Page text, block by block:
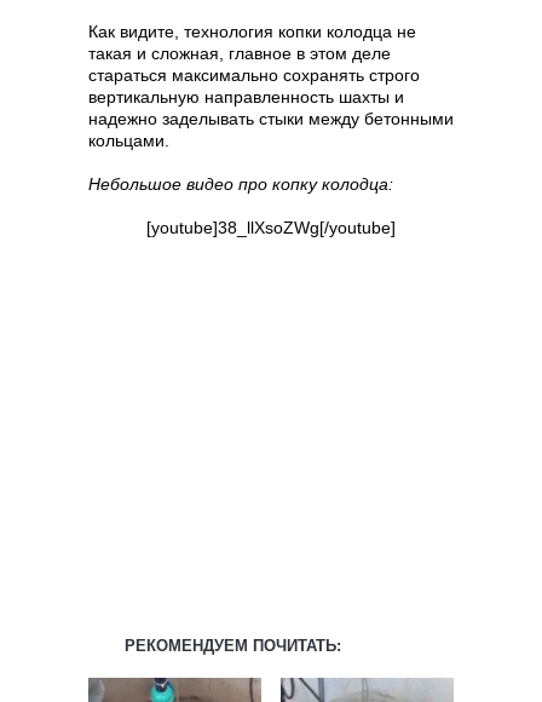
Как видите, технология копки колодца не
такая и сложная, главное в этом деле
стараться максимально сохранять строго
вертикальную направленность шахты и
надежно заделывать стыки между бетонными
кольцами.
Небольшое видео про копку колодца:
[youtube]38_llXsoZWg[/youtube]
РЕКОМЕНДУЕМ ПОЧИТАТЬ: